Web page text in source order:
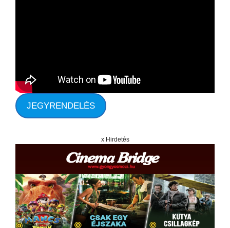
JEGYRENDELÉS
x Hirdetés